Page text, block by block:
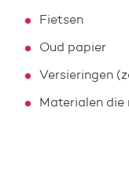
Fietsen
Oud papier
Versieringen
Materialen die